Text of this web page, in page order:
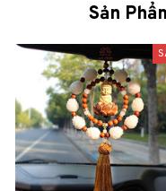
Sản